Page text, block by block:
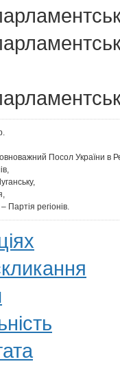
Посол України в
Партія регіонів.